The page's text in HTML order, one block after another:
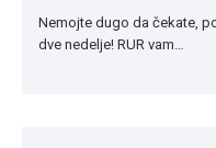
Nemojte dugo da čekate,
dve nedelje! RUR vam…